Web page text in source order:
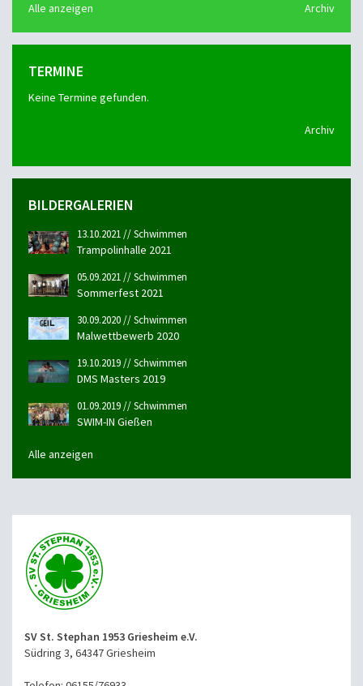
Alle anzeigen Archiv
TERMINE
Keine Termine gefunden.
Archiv
BILDERGALERIEN
13.10.2021 // Schwimmen
Trampolinhalle 2021
05.09.2021 // Schwimmen
Sommerfest 2021
30.09.2020 // Schwimmen
Malwettbewerb 2020
19.10.2019 // Schwimmen
DMS Masters 2019
01.09.2019 // Schwimmen
SWIM-IN Gießen
Alle anzeigen
SV St. Stephan 1953 Griesheim e.V.
Südring 3, 64347 Griesheim